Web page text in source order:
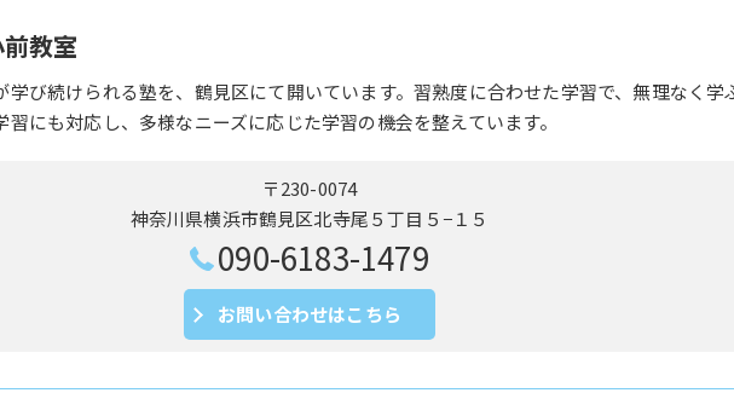
教室
学び続けられる塾を、鶴見区にて開いています。習熟度に合わせた学習で、無理なく学
習にも対応し、多様なニーズに応じた学習の機会を整えています。
〒230-0074
神奈川県横浜市鶴見区北寺尾５丁目５−１５
090-6183-1479
お問い合わせはこちら